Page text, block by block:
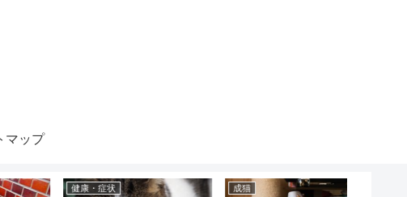
マップ
成猫 健康・症状